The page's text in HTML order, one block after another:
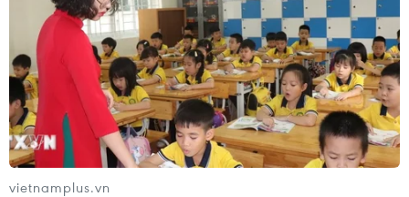
09/08/2026 03:52
Khủng hoảng nắng nóng đẩy 34 tỉnh
của Pháp vào mức nguy cơ cháy
rừng cao
08/08/2026 23:59
vietnamplus.vn